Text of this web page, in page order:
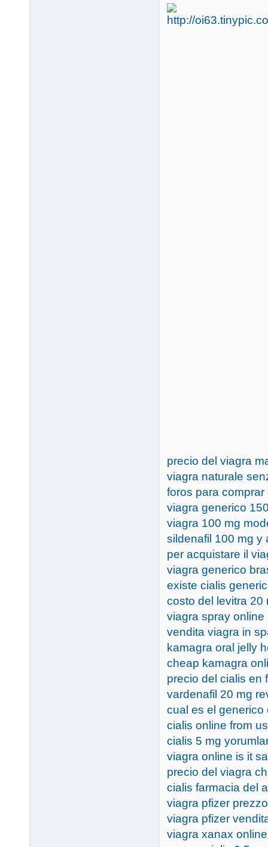
precio del viagra
viagra naturale
foros para comprar
viagra generico
viagra 100 mg
sildenafil 100 mg y
per acquistare il
viagra generico
existe cialis
costo del levitra 20
viagra spray online
vendita viagra in
kamagra oral jelly
cheap kamagra
precio del cialis en
vardenafil 20 mg
cual es el generico
cialis online from
cialis 5 mg
viagra online is it
precio del viagra
cialis farmacia del
viagra pfizer
viagra pfizer
viagra xanax online